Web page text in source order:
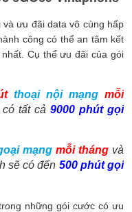
ưu đãi data vô cùng hấp
công có thể an tâm kết
Cụ thể ưu đãi của gói
thoại nội mạng mỗi
có tất cả9000 phút gọi
mạng mỗi tháng và
sẽ có đến 500 phút gọi
những gói cước có ưu